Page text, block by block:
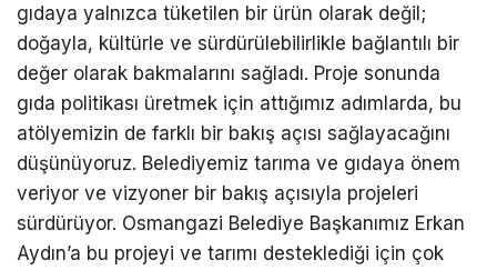
gıdaya yalnızca tüketilen bir ürün olarak değil;
doğayla, kültürle ve sürdürülebilirlikle bağlantılı bir
değer olarak bakmalarını sağladı. Proje sonunda
gıda politikası üretmek için attığımız adımlarda, bu
atölyemizin de farklı bir bakış açısı sağlayacağını
düşünüyoruz. Belediyemiz tarıma ve gıdaya önem
veriyor ve vizyoner bir bakış açısıyla projeleri
sürdürüyor. Osmangazi Belediye Başkanımız Erkan
Aydın’a bu projeyi ve tarımı desteklediği için çok